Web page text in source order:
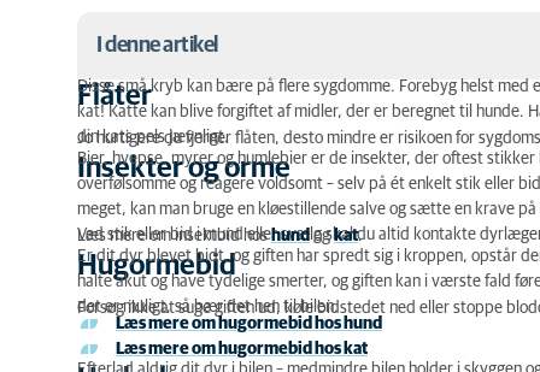
I denne artikel
Flåter
Insekter og orme
Hugormebid
Hedeslag
Flåter
Disse små kryb kan bære på flere sygdomme. Forebyg helst
kat! Katte kan blive forgiftet af midler, der er beregnet til hunde.
din kats pels jævnligt.
Jo hurtigere du fjerner flåten, desto mindre er risikoen for
Insekter og orme
Bier, hvepse, myrer og humlebier er de insekter, der oftest
overfølsomme og reagere voldsomt – selv på ét enkelt stik eller
meget, kan man bruge en kløestillende salve og sætte en krave
Ved stik eller bid i mund eller svælg skal du altid kontakte
Læs mere om insektbid hos hundogkat.
Hugormebid
Er dit dyr blevet bidt, og giften har spredt sig i kroppen, opstår
halte akut og have tydelige smerter, og giften kan i værste fald
det er muligt, så bær det hen til bilen.
Forsøg ikke at suge giften ud, køle bidstedet ned eller stoppe
Læs mere om hugormebid hos hund
Læs mere om hugormebid hos kat